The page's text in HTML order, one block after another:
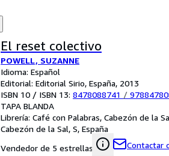
El reset colectivo
POWELL, SUZANNE
Idioma: Español
Editorial: Editorial Sirio, España, 2013
ISBN 10 / ISBN 13: 8478088741 /
TAPA BLANDA
Librería: Café con Palabras, Cabezón de la
Cabezón de la Sal, S, España
Vendedor de 5 estrellas
Contactar